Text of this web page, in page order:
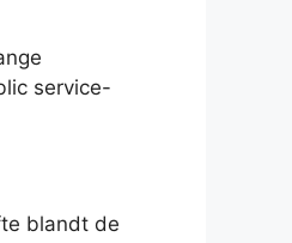
service-
blandt de